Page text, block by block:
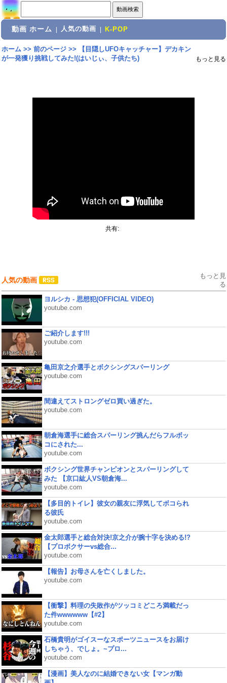
動画 ホーム 人気の動画 K-POP
ホーム>> 前のページ>>
【目隠しUFOキャッチャー】デカキン
が一発獲り挑戦してみた!(はいじぃ、子供たち)
もっと見る
共有:
人気の動画
もっと見
る
ヨルシカ - 思想犯(OFFICIAL VIDEO)
youtube.com
ご紹介します!!!
youtube.com
亀田京之介選手とボクシングスパーリング
youtube.com
間違えてストロングゼロ買い過ぎた。
youtube.com
朝倉海選手に総合スパーリング挑んだらフルボッ
コにされた...
youtube.com
ボクシング世界チャンピオンとスパーリングして
みた 【京口紘人VS朝倉海...
youtube.com
【多目的トイレ】彼女の親友に浮気してボコられ
る彼氏
youtube.com
金太郎選手と総合対決!京之介が腕十字を決める!?
【プロボクサーvs総合...
youtube.com
【報告】お母さんを亡くしました。
youtube.com
【衝撃】料理の失敗作がツッコミどころ満載だっ
た件wwwwww【#2】
youtube.com
石橋貴明がゴイスーなスポーツニュースをお届け
しちゃう、でしょ。~プロ...
youtube.com
【漫画】美人なのに結婚できない女【マンガ動